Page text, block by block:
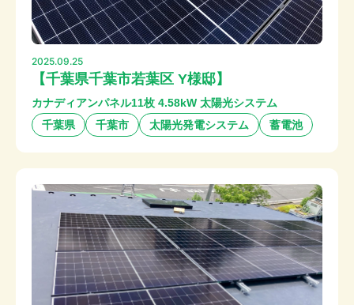
2025.09.25
【千葉県千葉市若葉区 Y様邸】
カナディアンパネル11枚 4.58kW 太陽光システム
千葉県
千葉市 太陽光発電システム 蓄電池